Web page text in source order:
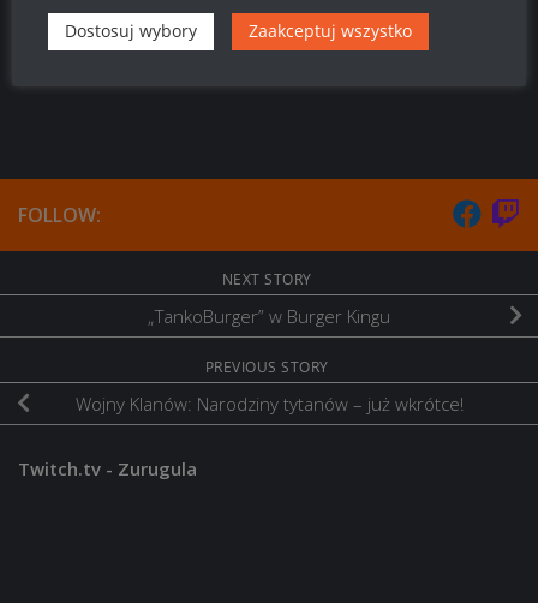
KOMENTARZY
FOLLOW:
NEXT STORY
„TankoBurger” w Burger Kingu
PREVIOUS STORY
Wojny Klanów: Narodziny tytanów – już wkrótce!
Twitch.tv - Zurugula
Dostosuj wybory Zaakceptuj wszystko